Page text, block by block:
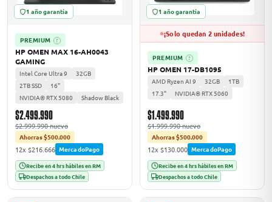
1 año garantía
PREMIUM ?
HP OMEN MAX 16-AH0043
GAMING
Intel Core Ultra 9
32GB
2TB SSD
16"
NVIDIA® RTX 5080
Shadow Black
$2.499.990
$2.999.990 nuevo
Ahorras $500.000
12x $216.666 MercadoPago
Recibe en 4 hrs hábiles en RM
Despachos a todo Chile
1 año garantía
¡Solo quedan 2 unidades!
PREMIUM ?
HP OMEN 17-DB1095
AMD Ryzen AI 9 32GB
1TB
17.3"
NVIDIA® RTX 5060
$1.499.990
$1.999.990 nuevo
Ahorras $500.000
12x $130.000 MercadoPago
Recibe en 4 hrs hábiles en RM
Despachos a todo Chile